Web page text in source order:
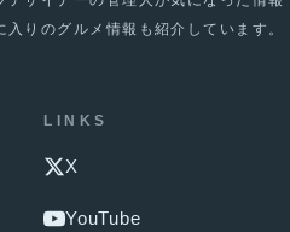
りのグルメ情報も紹介しています。
LINKS
X
YouTube